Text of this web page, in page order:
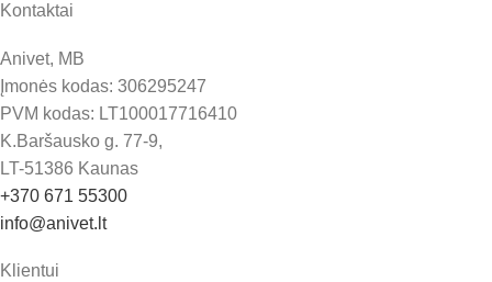
Kontaktai
Anivet, MB
Įmonės kodas: 306295247
PVM kodas: LT100017716410
K.Baršausko g. 77-9,
LT-51386 Kaunas
+370 671 55300
info@anivet.lt
Klientui